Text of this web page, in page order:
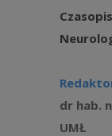
dr hab.
UMŁ